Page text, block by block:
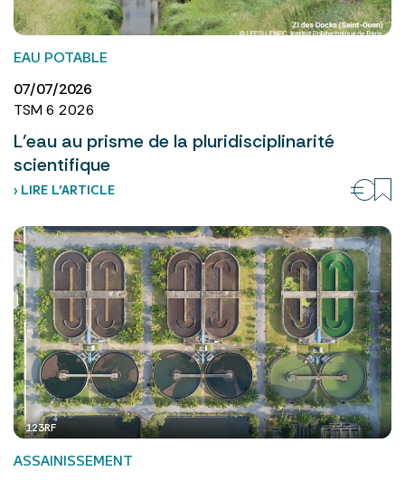
EAU POTABLE
07/07/2026
TSM 6 2026
L’eau au prisme de la pluridisciplinarité
scientifique
› LIRE L’ARTICLE
123RF
ASSAINISSEMENT